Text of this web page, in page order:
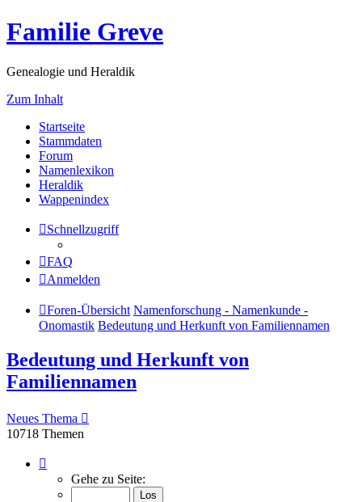
Familie Greve
Genealogie und Heraldik
Zum Inhalt
Startseite
Stammdaten
Forum
Namenlexikon
Heraldik
Wappenindex
Schnellzugriff
FAQ
Anmelden
Foren-Übersicht Namenforschung - Namenkunde -
Onomastik Bedeutung und Herkunft von Familiennamen
Bedeutung und Herkunft von
Familiennamen
Neues Thema
10718 Themen
von
Gehe zu Seite: